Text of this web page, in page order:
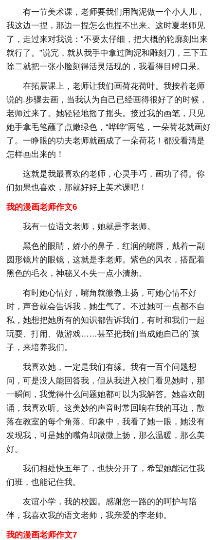
有一节美术课，老师要我们用陶泥做一个小人儿，
我这边一捏，那边一捏怎么也捏不出来。这时夏老师见
了，走过来对我说：“不要太仔细，把大概的轮廓刻出来
就行了。”说完，就从我手中拿过陶泥和雕刻刀，三下五
除二就把一张小脸刻得活灵活现的，我看得目瞪口呆。
在拓展课上，老师让我们画荷花荷叶。我按着老师
说的.步骤去画，当我认为自己已经画得很好了的时候，
老师过来了。她轻轻地摇了摇头。接过我的画笔，只见
她手拿毛笔蘸了点嫩绿色，“哗哗”两笔，一朵荷花就画好
了。一睁眼的功夫老师就画成了一朵荷花！都没看清是
怎样画出来的！
这就是我最喜欢的老师，心灵手巧，画功了得。你
们如果也喜欢，那就好好上美术课吧！
我的漫画老师作文6
我有一位语文老师，她就是李老师。
黑色的眼睛，娇小的鼻子，红润的嘴唇，戴着一副
圆形镜片的眼镜，这就是李老师。紫色的风衣，搭配着
黑色的毛衣，神秘又不失一点小清新。
有时她心情好，嘴角就微微上扬，可她心情不好
时，声音就会告诉我，她生气了。不过她可一点都不自
私，她想把她所有的知识都告诉我们，有时和我们一起
玩耍、打闹、做游戏……甚至把我们当成她自己的`孩
子，来培养我们。
我喜欢她，一定是我们有缘。我有一百个问题想
问，可是没人能回答我，但从我进入校门看见她时，那
一瞬间，我觉得什么问题她都可以为我解答。她喜欢朗
诵，我喜欢听。这美妙的声音时常回响在我的耳边，散
落在教室的每个角落。印象中，我看了她一眼，她没有
发现我，可是她的嘴角却微微上扬，那么温暖，那么美
好。
我们相处快五年了，也快分开了，希望她能记住我
们班，也能记住我。
友谊小学，我的校园。感谢您一路的的呵护与陪
伴，我喜欢我的语文老师，我亲爱的李老师。
我的漫画老师作文7